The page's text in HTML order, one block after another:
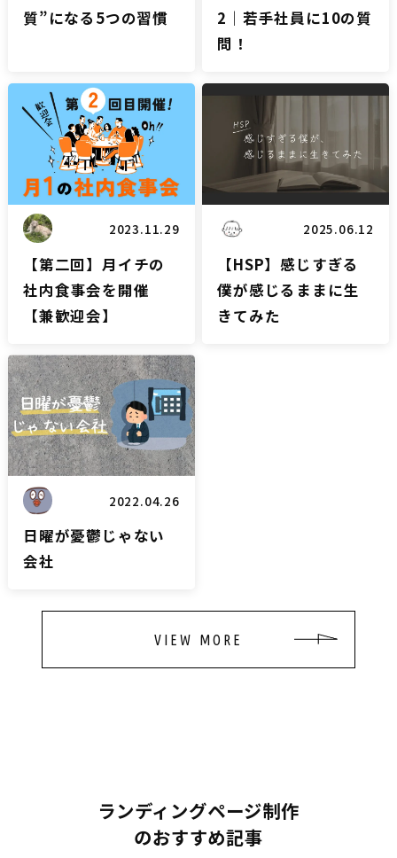
質”になる5つの習慣
2｜若手社員に10の質
問！
雑談
2023.11.29
【第二回】月イチの
社内食事会を開催
【兼歓迎会】
雑談
2025.06.12
【HSP】感じすぎる
僕が感じるままに生
きてみた
雑談
2022.04.26
日曜が憂鬱じゃない
会社
VIEW MORE
ランディングページ制作
のおすすめ記事